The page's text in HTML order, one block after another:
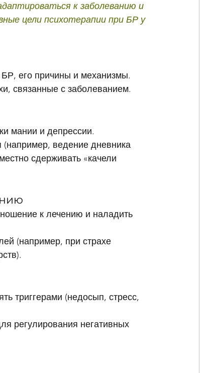
к заболеванию и
цели психотерапии при БР у
БР, его причины и механизмы.
связанные с заболеванием.
мании и депрессии.
(например, ведение дневника
сдерживать «качели
к лечению и наладить
(например, при страхе
триггерами (недосып, стресс,
регулирования негативных